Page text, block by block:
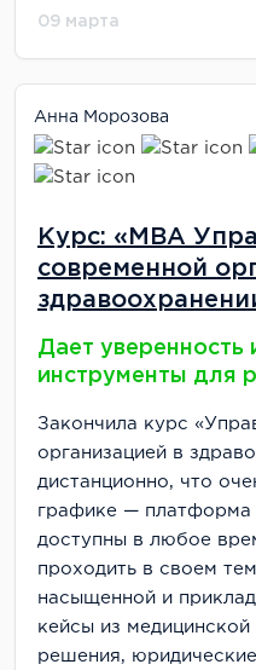
09 марта
Анна Морозова
Курс: «MBA
современной
Дает уверенность
инструменты для
Закончила курс
организацией в
дистанционно, что
графике — платформа
доступны в любое
проходить в своем
насыщенной и
кейсы из
решения,